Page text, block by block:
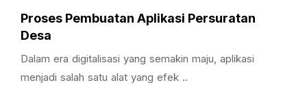
Proses Pembuatan Aplikasi Persuratan
Desa
Dalam era digitalisasi yang semakin maju, aplikasi
menjadi salah satu alat yang efek ..